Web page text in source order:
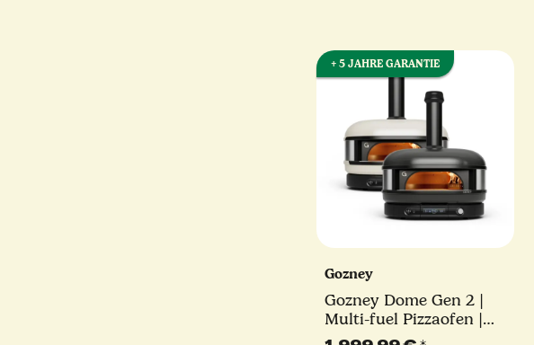
+ 5 JAHRE GARANTIE
Gozney
Gozney Dome Gen 2 |
Multi-fuel Pizzaofen |
schwarz oder creme